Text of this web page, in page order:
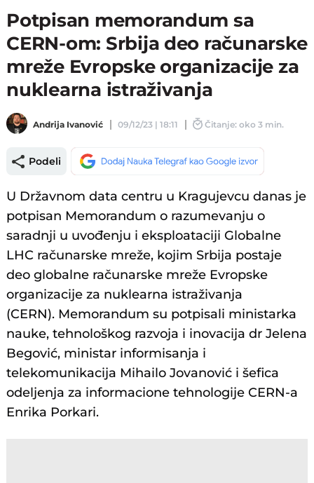
Potpisan memorandum sa
CERN-om: Srbija deo računarske
mreže Evropske organizacije za
nuklearna istraživanja
Andrija Ivanović 09/12/23 | 18:11 Čitanje: oko 3 min.
Podeli
U Državnom data centru u Kragujevcu danas je
potpisan Memorandum o razumevanju o
saradnji u uvođenju i eksploataciji Globalne
LHC računarske mreže, kojim Srbija postaje
deo globalne računarske mreže Evropske
organizacije za nuklearna istraživanja
(CERN). Memorandum su potpisali ministarka
nauke, tehnološkog razvoja i inovacija dr Jelena
Begović, ministar informisanja i
telekomunikacija Mihailo Jovanović i šefica
odeljenja za informacione tehnologije CERN-a
Enrika Porkari.